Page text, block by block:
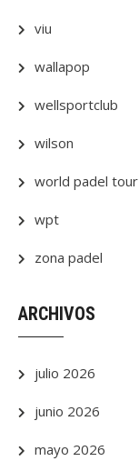
viu
wallapop
wellsportclub
wilson
world padel tour
wpt
zona padel
ARCHIVOS
julio 2026
junio 2026
mayo 2026